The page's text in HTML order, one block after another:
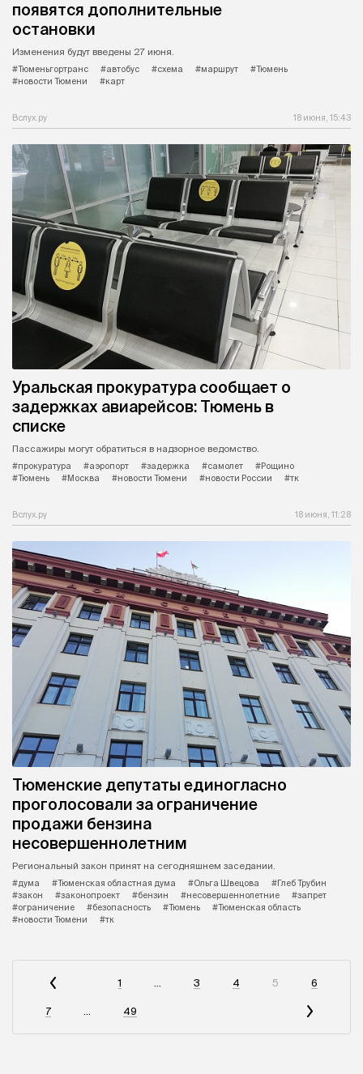
появятся дополнительные
остановки
Изменения будут введены 27 июня.
#Тюменьгортранс
#автобус #схема #маршрут
#Тюмень
#новости Тюмени
#карт
Вслух.ру 18 июня, 15:43
Уральская прокуратура сообщает о
задержках авиарейсов: Тюмень в
списке
Пассажиры могут обратиться в надзорное ведомство.
#прокуратура
#аэропорт #задержка #самолет
#Рощино
#Тюмень
#Москва #новости Тюмени #новости России #тк
Вслух.ру 18 июня, 11:28
Тюменские депутаты единогласно
проголосовали за ограничение
продажи бензина
несовершеннолетним
Региональный закон принят на сегодняшнем заседании.
#дума
#Тюменская областная дума #Ольга Швецова
#Глеб Трубин
#закон
#законопроект #бензин #несовершеннолетние
#запрет
#ограничение
#безопасность #Тюмень
#Тюменская область
#новости Тюмени
#тк
1 3 4 5 6
7 49